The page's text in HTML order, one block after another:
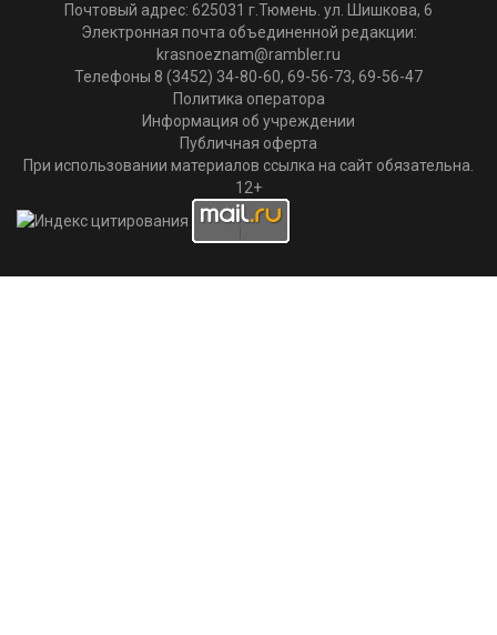
Почтовый адрес: 625031 г.Тюмень. ул. Шишкова, 6
Электронная почта объединенной редакции:
krasnoeznam@rambler.ru
Телефоны 8 (3452) 34-80-60, 69-56-73, 69-56-47
Политика оператора
Информация об учреждении
Публичная оферта
При использовании материалов ссылка на сайт обязательна.
12+